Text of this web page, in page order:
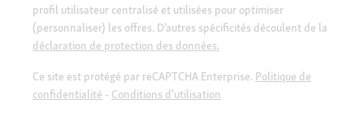
profil utilisateur centralisé et utilisées pour optimiser
(personnaliser) les offres. D’autres spécificités découlent de la
déclaration de protection des données.
Ce site est protégé par reCAPTCHA Enterprise. Politique de
confidentialité - Conditions d'utilisation